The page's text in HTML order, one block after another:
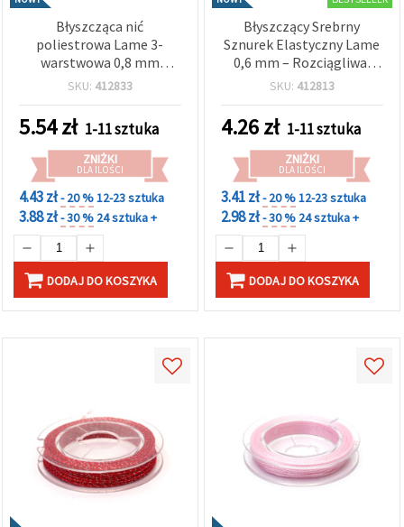
Błyszcząca nić
poliestrowa Lame 3-
warstwowa 0,8 mm
pomarańczowo-żółta
dekoracyjny i trwały
sznurek do rękodzieła, ok.
10 m rolka
SKU: 412833
5.54zł 1-11 sztuka
ZNIŻKI
DLA ILOŚCI
4.43 zł- 20 %12-23 sztuka
3.88 zł- 30 % 24 sztuka +
DODAJ DO KOSZYKA
Błyszczący Srebrny
Sznurek Elastyczny Lame
0,6 mm – Rozciągliwa,
Elegancka Ozdobna Nitka
SKU: 412813
4.26zł 1-11 sztuka
ZNIŻKI
DLA ILOŚCI
3.41 zł- 20 %12-23 sztuka
2.98 zł- 30 % 24 sztuka +
DODAJ DO KOSZYKA